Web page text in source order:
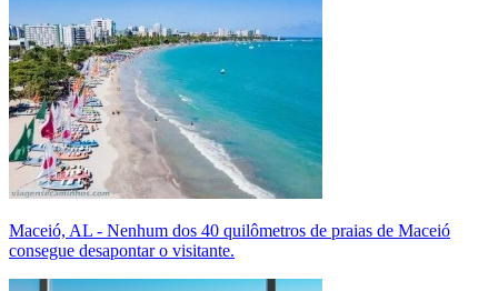
Maceió, AL - Nenhum dos 40 quilômetros de praias de Maceió
consegue desapontar o visitante.